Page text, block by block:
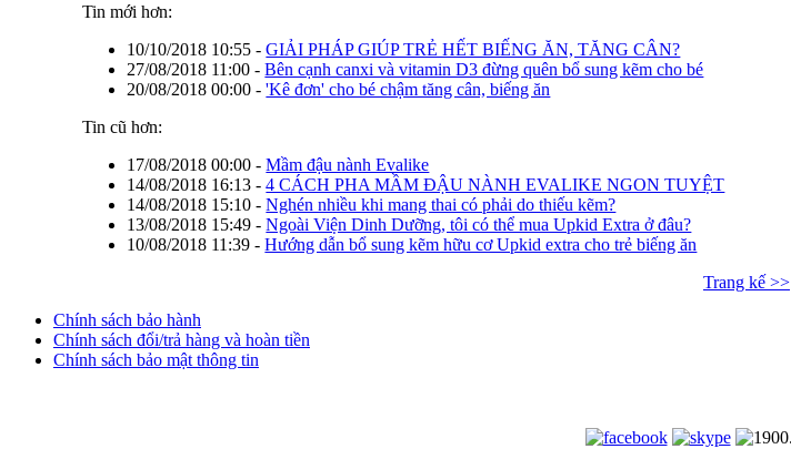
Tin mới hơn:
10/10/2018 10:55 -GIẢI PHÁP GIÚP TRẺ HẾT BIẾNG ĂN, TĂNG CÂN?
27/08/2018 11:00 -Bên cạnh canxi và vitamin D3 đừng quên bổ sung kẽm cho bé
20/08/2018 00:00 -'Kê đơn' cho bé chậm tăng cân, biếng ăn
Tin cũ hơn:
17/08/2018 00:00 -Mầm đậu nành Evalike
14/08/2018 16:13 -4 CÁCH PHA MẦM ĐẬU NÀNH EVALIKE NGON TUYỆT
14/08/2018 15:10 -Nghén nhiều khi mang thai có phải do thiếu kẽm?
13/08/2018 15:49 -Ngoài Viện Dinh Dưỡng, tôi có thể mua Upkid Extra ở đâu?
10/08/2018 11:39 -Hướng dẫn bổ sung kẽm hữu cơ Upkid extra cho trẻ biếng ăn
Trang kế >>
Chính sách bảo hành
Chính sách đổi/trả hàng và hoàn tiền
Chính sách bảo mật thông tin